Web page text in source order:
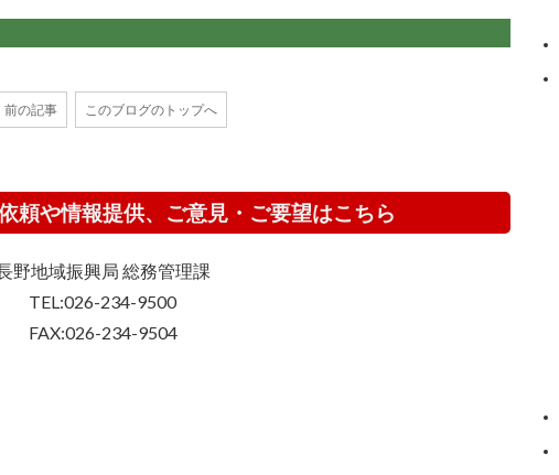
前の記事 このブログのトップへ
頼や情報提供、ご意見・ご要望はこちら
野地域振興局 総務管理課
TEL:026-234-9500
FAX:026-234-9504